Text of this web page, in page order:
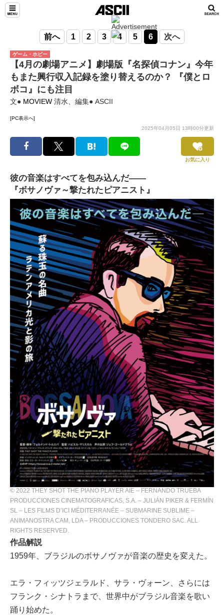
前へ 1 2 3 4 5 6 次へ
ゲーム・ホビー
【4月の劇場アニメ】劇場版『名探偵コナン』今年
もまた興行収入記録を塗り替えるのか？ 『僕とロ
ボコ』にも注目
文● MOVIEW 清水、編集● ASCII
[PC表示へ]
2025年04月05日 13時00分更新
お気に入り
彼の音楽はすべてを包み込んだ――
『ボサノヴァ～撃たれたピアニスト』
© 2022 THEY SHOT THE PIANO PLAYER AIE – FERNANDO TRUEBA
PRODUCCIONES CINEMATOGRAFICAS, S.A. – JULIÁN PIKER & FERMÍN
SL – LES FILMS D’ICI MÉDITERRANÉE – SUBMARINE SUBLIME –
ANIMANOSTRA CAM, LDA – PRODUCCIONES TONDERO SAC. ALL
RIGHTS RESERVED.
作品解説
1959年、ブラジルのボサノヴァが音楽の歴史を変えた。
エラ・フィッツジェラルド、サラ・ヴォーン、さらには
フランク・シナトラまで、世界中がブラジル音楽を歌い
踊り始めた。